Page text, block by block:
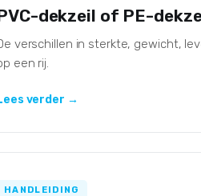
dekzeil of PE-
verschillen in sterkte, gewicht,
een rij.
verder →
HANDLEIDING